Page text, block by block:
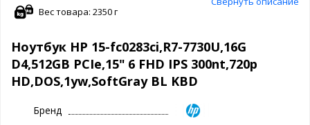
Вес товара: 2350 г
Ноутбук HP 15-fc0283ci,R7-7730U,16G
D4,512GB PCIe,15" 6 FHD IPS 300nt,720p
HD,DOS,1yw,SoftGray BL KBD
Бренд